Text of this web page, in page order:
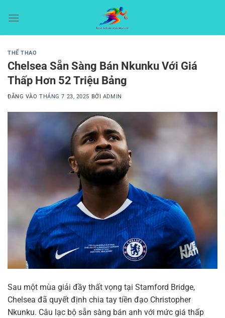
qua
THỂ THAO
Chelsea Sẵn Sàng Bán Nkunku Với Giá
Thấp Hơn 52 Triệu Bảng
ĐĂNG VÀOTHÁNG 7 23, 2025 BỞI ADMIN
Sau một mùa giải đầy thất vọng tại Stamford Bridge,
Chelsea đã quyết định chia tay tiền đạo Christopher
Nkunku. Câu lạc bộ sẵn sàng bán anh với mức giá thấp